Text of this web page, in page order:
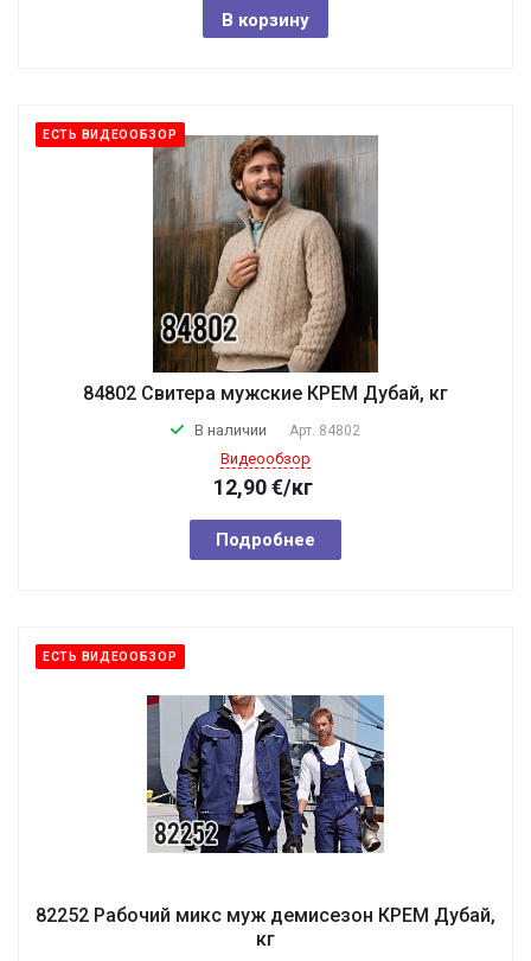
В корзину
ЕСТЬ ВИДЕООБЗОР
84802 Свитера мужские КРЕМ Дубай, кг
В наличии Арт. 84802
Видеообзор
12,90€/кг
Подробнее
ЕСТЬ ВИДЕООБЗОР
82252 Рабочий микс муж демисезон КРЕМ Дубай,
кг